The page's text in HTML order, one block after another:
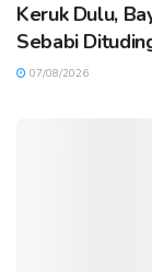
Keruk Dulu,
Sebabi
07/08/2026